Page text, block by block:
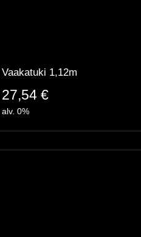
Vaakatuki 1,12m
27,54 €
alv. 0%